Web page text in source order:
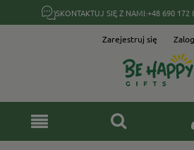
SKONTAKTUJ SIĘ Z NAMI:+48 690 172
Zarejestruj się